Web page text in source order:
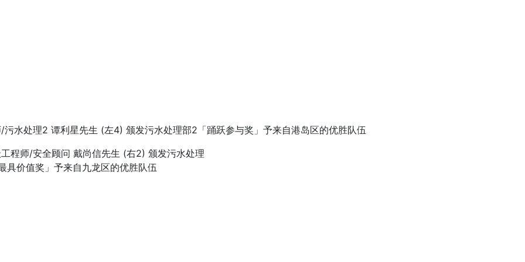
污水处理2 谭利星先生 (左4) 颁发污水处理部2「踊跃参与奖」予来自港岛区的优胜队伍